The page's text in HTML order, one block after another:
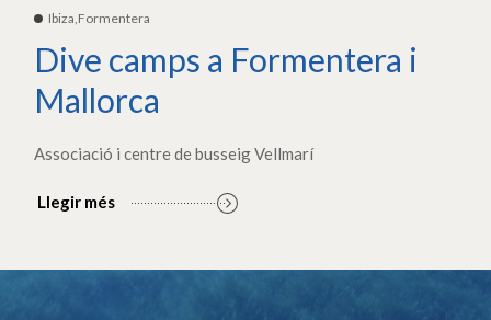
Ibiza,Formentera
Dive camps a Formentera i
Mallorca
Associació i centre de busseig Vellmarí
Llegir més